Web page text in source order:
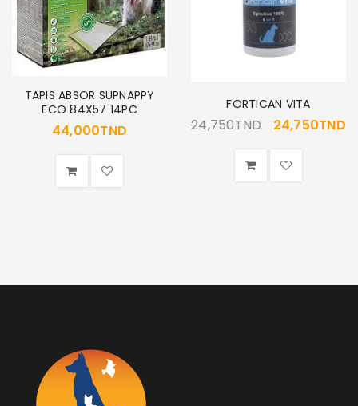
DE PASSE PERDU ?
TAPIS ABSOR SUPNAPPY
ECO 84X57 14PC
44,000TND
FORTICAN VITA
24,750TND 24,750TND